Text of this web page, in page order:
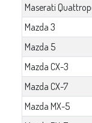
Maserati
Mazda 3
Mazda 5
Mazda CX-3
Mazda CX-7
Mazda MX-5